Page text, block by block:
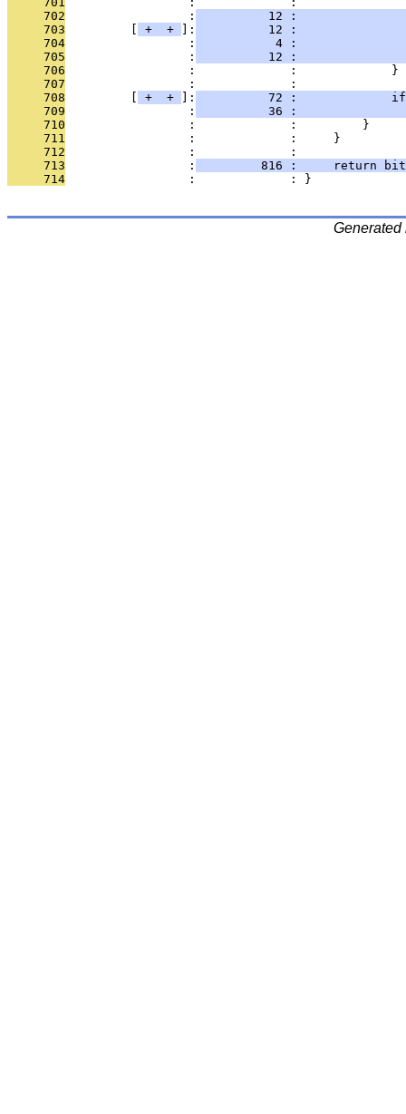
     702
                 :
12 :
     703
+ + ]:
12 :
     704
                 :
4 :
     705
                 :
12 :
     706
                 :             :             }
     707
                 :             :
     708
+ + ]:
72 :
     709
                 :
36 :
     710
                 :             :         }
     711
                 :             :     }
     712
                 :             :
     713
                 :
816 :     return
     714
                 :             : }